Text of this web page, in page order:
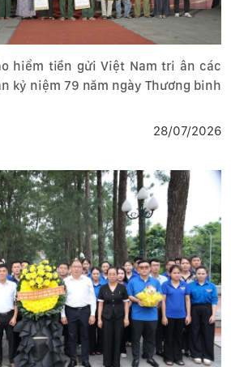
hiểm tiền gửi Việt Nam tri ân các
kỷ niệm 79 năm ngày Thương binh
28/07/2026